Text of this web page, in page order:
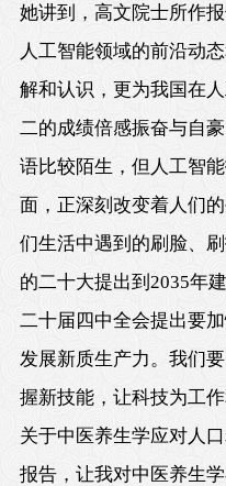
她讲到，高文院士所作
人工智能领域的前沿动
解和认识，更为我国在
二的成绩倍感振奋与自
语比较陌生，但人工智
面，正深刻改变着人们
们生活中遇到的刷脸、
的二十大提出到2035年
二十届四中全会提出要
发展新质生产力。我们
握新技能，让科技为工
关于中医养生学应对人
报告，让我对中医养生